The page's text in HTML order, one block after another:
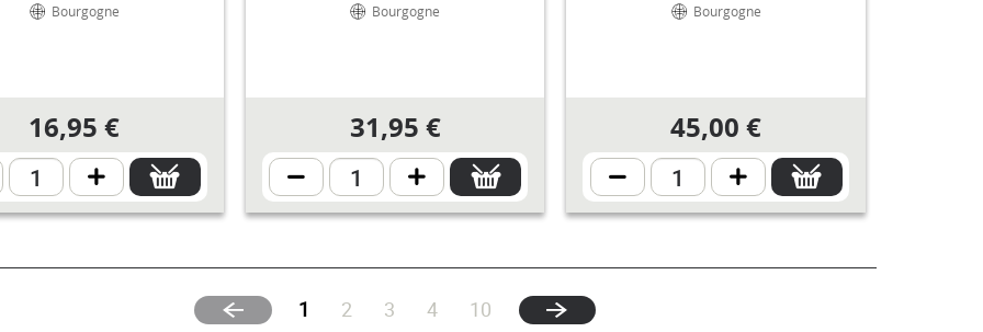
Bourgogne
16,95 €
Bourgogne
31,95 €
Bourgogne
45,00 €
1 (current)
2 3 4 10